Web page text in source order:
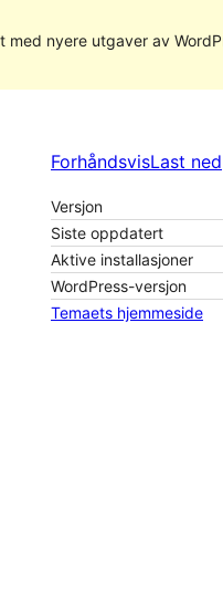
nyere utgaver av
ForhåndsvisLast ned
Versjon
Siste oppdatert
Aktive installasjoner
WordPress-versjon
Temaets hjemmeside